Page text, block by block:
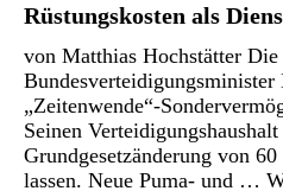
Rüstungskosten als
von Matthias Hochstätter
„Zeitenwende“-
Seinen
Grundgesetzänderung von
lassen. Neue Puma- und …